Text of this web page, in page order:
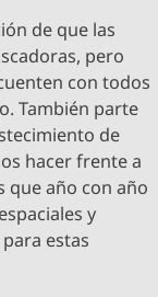
de que las
pero
con todos
También parte
de
hacer frente a
que año con año
y
estas